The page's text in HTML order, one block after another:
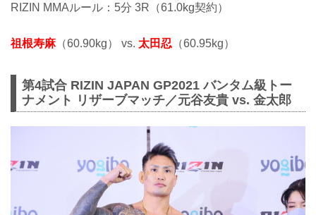
RIZIN MMAルール：5分 3R（61.0kg契約）
祖根寿麻（60.90kg） vs. 太田忍 （60.95kg）
第4試合 RIZIN JAPAN GP2021 バンタム級トー
ナメント リザーブマッチ／元谷友貴 vs. 金太郎